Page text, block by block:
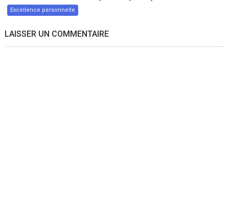
Excellence personnelle
LAISSER UN COMMENTAIRE